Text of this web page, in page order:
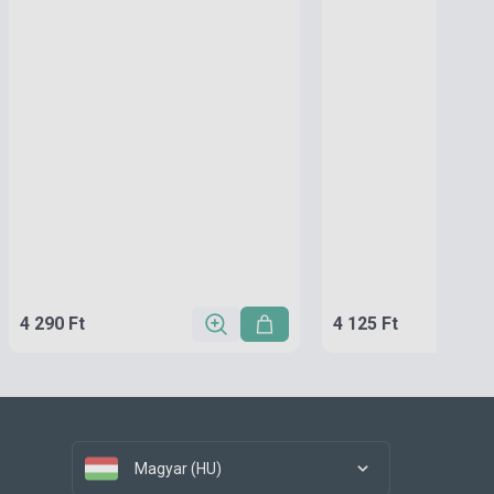
4 290 Ft 4 125 Ft
Magyar (HU)